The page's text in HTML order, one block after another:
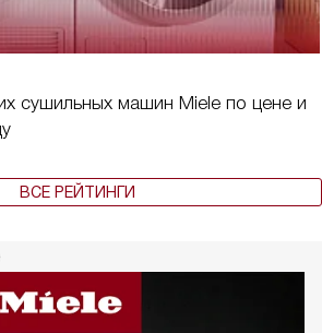
сушильных машин Miele по цене и
ВСЕ РЕЙТИНГИ